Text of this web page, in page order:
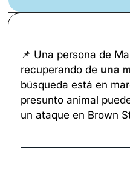
📌 Una persona de
recuperando de una
búsqueda está en
presunto animal
un ataque en Brown